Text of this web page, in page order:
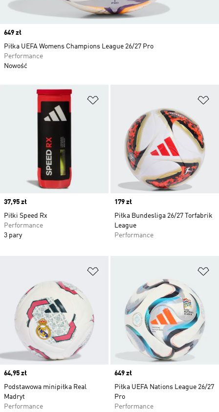
Price
37,95 zł
Piłki Speed Rx
Performance
3 pary
Price
179 zł
Piłka Bundesliga 26/27 Torfabrik
League
Performance
Price
64,95 zł
Podstawowa minipiłka Real
Madryt
Performance
Price
649 zł
Piłka UEFA Nations League 26/27
Pro
Performance
Price
649 zł
Piłka UEFA Womens Champions League 26/27 Pro
Performance
Nowość